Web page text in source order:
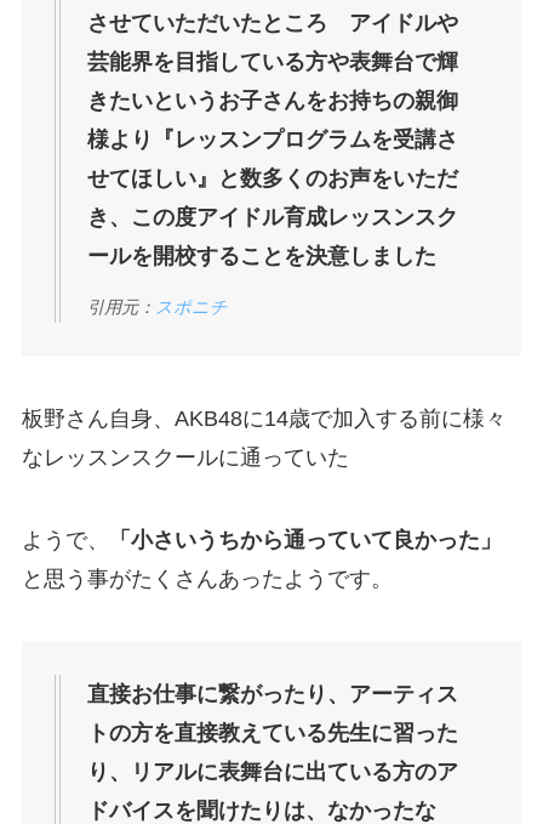
させていただいたところ アイドルや
芸能界を目指している方や表舞台で輝
きたいというお子さんをお持ちの親御
様より『レッスンプログラムを受講さ
せてほしい』と数多くのお声をいただ
き、この度アイドル育成レッスンスク
ールを開校することを決意しました
引用元： スポニチ
板野さん自身、AKB48に14歳で加入する前に様々
なレッスンスクールに通っていた
ようで、
「小さいうちから通っていて良かった」
と思う事がたくさんあったようです。
直接お仕事に繋がったり、アーティス
トの方を直接教えている先生に習った
り、リアルに表舞台に出ている方のア
ドバイスを聞けたりは、なかったな